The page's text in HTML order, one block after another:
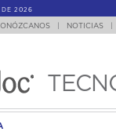
DE 2026
NOTICIAS